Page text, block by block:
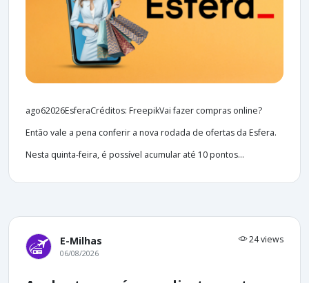
ago62026EsferaCréditos: FreepikVai fazer compras online?
Então vale a pena conferir a nova rodada de ofertas da Esfera.
Nesta quinta-feira, é possível acumular até 10 pontos...
E-Milhas 24 views
06/08/2026